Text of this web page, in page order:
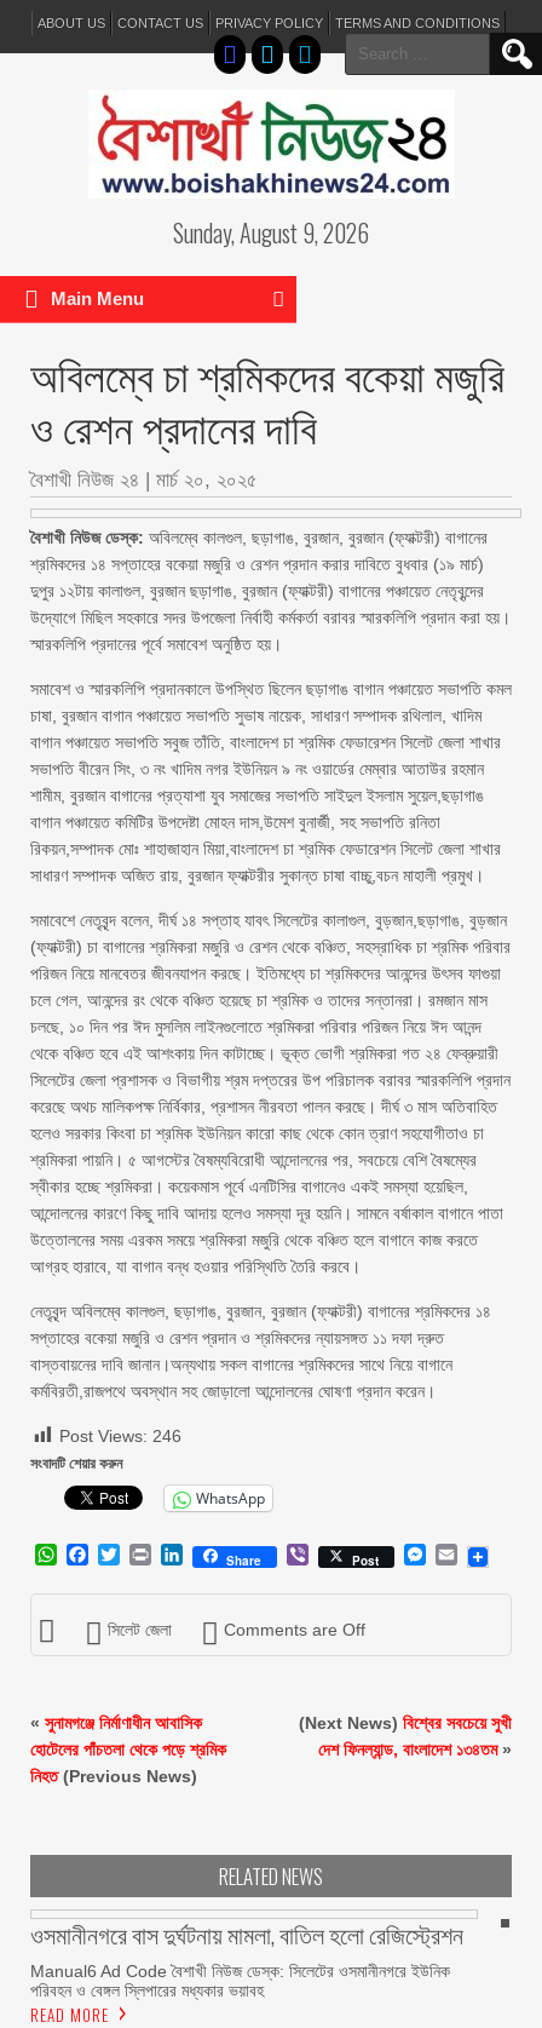
ABOUT US CONTACT US PRIVACY POLICY TERMS AND CONDITIONS
Search
for:
Sunday, August 9, 2026
Main Menu
অবিলম্বে চা শ্রমিকদের বকেয়া মজুরি
ও রেশন প্রদানের দাবি
বৈশাখী নিউজ ২৪ | মার্চ ২০, ২০২৫
বৈশাখী নিউজ ডেস্ক: অবিলম্বে কালগুল, ছড়াগাঙ, বুরজান, বুরজান (ফ্যাক্টরী) বাগানের
শ্রমিকদের ১৪ সপ্তাহের বকেয়া মজুরি ও রেশন প্রদান করার দাবিতে বুধবার (১৯ মার্চ)
দুপুর ১২টায় কালাগুল, বুরজান ছড়াগাঙ, বুরজান (ফ্যাক্টরী) বাগানের পঞ্চায়েত নেতৃবৃন্দের
উদ্যোগে মিছিল সহকারে সদর উপজেলা নির্বাহী কর্মকর্তা বরাবর স্মারকলিপি প্রদান করা হয়।
স্মারকলিপি প্রদানের পূর্বে সমাবেশ অনুষ্ঠিত হয়।
সমাবেশ ও স্মারকলিপি প্রদানকালে উপস্থিত ছিলেন ছড়াগাঙ বাগান পঞ্চায়েত সভাপতি কমল
চাষা, বুরজান বাগান পঞ্চায়েত সভাপতি সুভাষ নায়েক, সাধারণ সম্পাদক রথিলাল, খাদিম
বাগান পঞ্চায়েত সভাপতি সবুজ তাঁতি, বাংলাদেশ চা শ্রমিক ফেডারেশন সিলেট জেলা শাখার
সভাপতি বীরেন সিং, ৩ নং খাদিম নগর ইউনিয়ন ৯ নং ওয়ার্ডের মেম্বার আতাউর রহমান
শামীম, বুরজান বাগানের প্রত্যাশা যুব সমাজের সভাপতি সাইদুল ইসলাম সুয়েল,ছড়াগাঙ
বাগান পঞ্চায়েত কমিটির উপদেষ্টা মোহন দাস,উমেশ বুনার্জী, সহ সভাপতি রনিতা
রিকয়ন,সম্পাদক মোঃ শাহাজাহান মিয়া,বাংলাদেশ চা শ্রমিক ফেডারেশন সিলেট জেলা শাখার
সাধারণ সম্পাদক অজিত রায়, বুরজান ফ্যাক্টরীর সুকান্ত চাষা বাচ্চু,বচন মাহালী প্রমুখ।
সমাবেশে নেতৃবৃন্দ বলেন, দীর্ঘ ১৪ সপ্তাহ যাবৎ সিলেটের কালাগুল, বুড়জান,ছড়াগাঙ, বুড়জান
(ফ্যাক্টরী) চা বাগানের শ্রমিকরা মজুরি ও রেশন থেকে বঞ্চিত, সহস্রাধিক চা শ্রমিক পরিবার
পরিজন নিয়ে মানবেতর জীবনযাপন করছে। ইতিমধ্যে চা শ্রমিকদের আনন্দের উৎসব ফাগুয়া
চলে গেল, আনন্দের রং থেকে বঞ্চিত হয়েছে চা শ্রমিক ও তাদের সন্তানরা। রমজান মাস
চলছে, ১০ দিন পর ঈদ মুসলিম লাইনগুলোতে শ্রমিকরা পরিবার পরিজন নিয়ে ঈদ আনন্দ
থেকে বঞ্চিত হবে এই আশংকায় দিন কাটাচ্ছে। ভূক্ত ভোগী শ্রমিকরা গত ২৪ ফেব্রুয়ারী
সিলেটের জেলা প্রশাসক ও বিভাগীয় শ্রম দপ্তরের উপ পরিচালক বরাবর স্মারকলিপি প্রদান
করেছে অথচ মালিকপক্ষ নির্বিকার, প্রশাসন নীরবতা পালন করছে। দীর্ঘ ৩ মাস অতিবাহিত
হলেও সরকার কিংবা চা শ্রমিক ইউনিয়ন কারো কাছ থেকে কোন ত্রাণ সহযোগীতাও চা
শ্রমিকরা পায়নি। ৫ আগস্টের বৈষম্যবিরোধী আন্দোলনের পর, সবচেয়ে বেশি বৈষম্যের
স্বীকার হচ্ছে শ্রমিকরা। কয়েকমাস পূর্বে এনটিসির বাগানেও একই সমস্যা হয়েছিল,
আন্দোলনের কারণে কিছু দাবি আদায় হলেও সমস্যা দূর হয়নি। সামনে বর্ষাকাল বাগানে পাতা
উত্তোলনের সময় এরকম সময়ে শ্রমিকরা মজুরি থেকে বঞ্চিত হলে বাগানে কাজ করতে
আগ্রহ হারাবে, যা বাগান বন্ধ হওয়ার পরিস্থিতি তৈরি করবে।
নেতৃবৃন্দ অবিলম্বে কালগুল, ছড়াগাঙ, বুরজান, বুরজান (ফ্যাক্টরী) বাগানের শ্রমিকদের ১৪
সপ্তাহের বকেয়া মজুরি ও রেশন প্রদান ও শ্রমিকদের ন্যায়সঙ্গত ১১ দফা দ্রুত
বাস্তবায়নের দাবি জানান।অন্যথায় সকল বাগানের শ্রমিকদের সাথে নিয়ে বাগানে
কর্মবিরতী,রাজপথে অবস্থান সহ জোড়ালো আন্দোলনের ঘোষণা প্রদান করেন।
Post Views: 246
সংবাদটি শেয়ার করুন
WhatsApp
WhatsApp
Facebook
Twitter
Print LinkedIn
Share ViberPost Messenger
Email
সিলেট জেলা Comments are Off
« সুনামগঞ্জে নির্মাণাধীন আবাসিক
হোটেলের পাঁচতলা থেকে পড়ে শ্রমিক
নিহত(Previous News)
(Next News) বিশ্বের সবচেয়ে সুখী
দেশ ফিনল্যান্ড, বাংলাদেশ ১৩৪তম»
RELATED NEWS
ওসমানীনগরে বাস দুর্ঘটনায় মামলা, বাতিল হলো রেজিস্ট্রেশন
Manual6 Ad Code বৈশাখী নিউজ ডেস্ক: সিলেটের ওসমানীনগরে ইউনিক
পরিবহন ও বেঙ্গল স্লিপারের মধ্যকার ভয়াবহ
READ MORE